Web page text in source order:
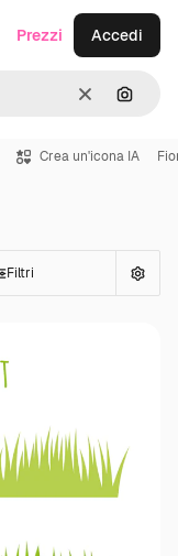
CancellaCerca
Prezzi Accedi
Crea un'icona IA
Filtri